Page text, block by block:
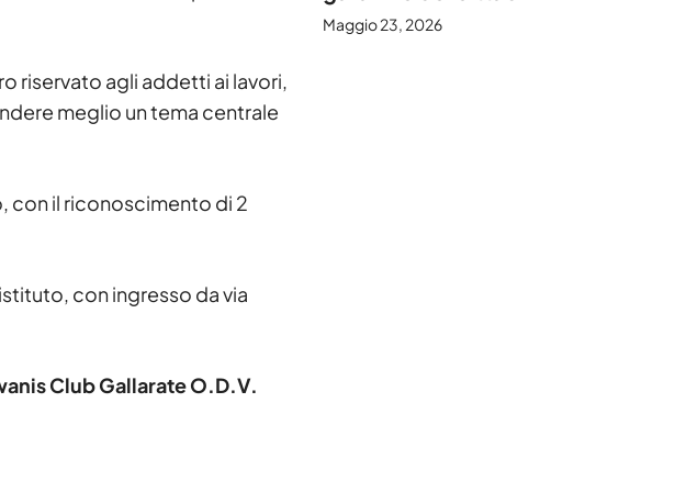
riservato agli addetti ai lavori,
meglio un tema centrale
con il riconoscimento di 2
con ingresso da via
Club Gallarate O.D.V.
Maggio 23, 2026